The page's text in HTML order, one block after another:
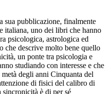
sua pubblicazione, finalmente
italiana, uno dei libri che hanno
psicologica, astrologica ed
che descrive molto bene quello
un ponte tra psicologia e
studiando con interesse e che
degli anni Cinquanta del
di fisici del calibro di
è di per sé